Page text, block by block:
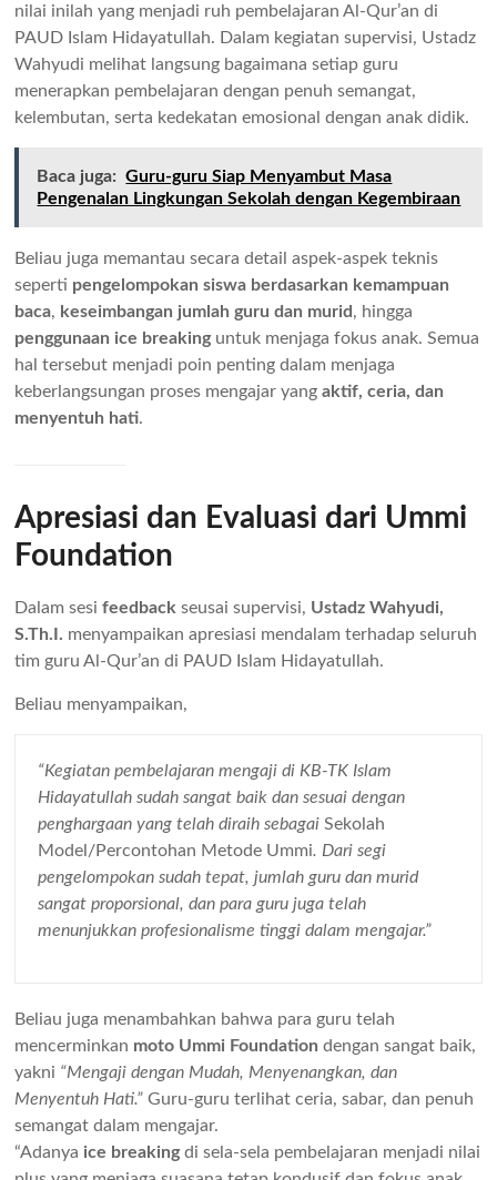
nilai inilah yang menjadi ruh pembelajaran Al-Qur’an di
PAUD Islam Hidayatullah. Dalam kegiatan supervisi, Ustadz
Wahyudi melihat langsung bagaimana setiap guru
menerapkan pembelajaran dengan penuh semangat,
kelembutan, serta kedekatan emosional dengan anak didik.
Baca juga: Guru-guru Siap Menyambut Masa
Pengenalan Lingkungan Sekolah dengan Kegembiraan
Beliau juga memantau secara detail aspek-aspek teknis
seperti pengelompokan siswa berdasarkan kemampuan
baca, keseimbangan jumlah guru dan murid , hingga
penggunaan ice breakinguntuk menjaga fokus anak. Semua
hal tersebut menjadi poin penting dalam menjaga
keberlangsungan proses mengajar yangaktif, ceria, dan
menyentuh hati.
Apresiasi dan Evaluasi dari Ummi
Foundation
Dalam sesifeedback seusai supervisi, Ustadz Wahyudi,
S.Th.I. menyampaikan apresiasi mendalam terhadap seluruh
tim guru Al-Qur’an di PAUD Islam Hidayatullah.
Beliau menyampaikan,
“Kegiatan pembelajaran mengaji di KB-TK Islam
Hidayatullah sudah sangat baik dan sesuai dengan
penghargaan yang telah diraih sebagaiSekolah
Model/Percontohan Metode Ummi. Dari segi
pengelompokan sudah tepat, jumlah guru dan murid
sangat proporsional, dan para guru juga telah
menunjukkan profesionalisme tinggi dalam mengajar.”
Beliau juga menambahkan bahwa para guru telah
mencerminkan moto Ummi Foundation dengan sangat baik,
yakni “Mengaji dengan Mudah, Menyenangkan, dan
Menyentuh Hati.” Guru-guru terlihat ceria, sabar, dan penuh
semangat dalam mengajar.
“Adanya ice breakingdi sela-sela pembelajaran menjadi nilai